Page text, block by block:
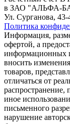
в ЗАО "АЛЬФА-
Ул. Сурганова,
Политика
Информация,
офертой, а
информационных
вносить
товаров,
отличаться от
распространение,
иное
письменного
нарушение